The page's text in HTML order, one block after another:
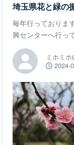
埼玉県花と緑の
毎年行っておりま
興センターへ行っ
無料でキレイな
すが静かに花を見
す。 梅園は一番奥
ピンクの梅や白梅
た。 工業団地な
のですが、趣を感
楽しめるスポット
ミホミ
2024-